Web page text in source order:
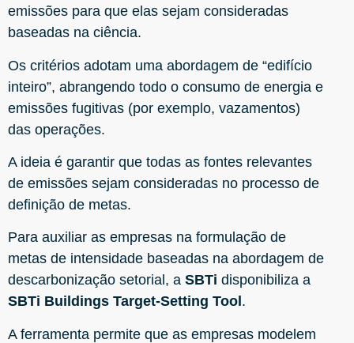
emissões para que elas sejam consideradas
baseadas na ciência.
Os critérios adotam uma abordagem de “edifício
inteiro”, abrangendo todo o consumo de energia e
emissões fugitivas (por exemplo, vazamentos)
das operações.
A ideia é garantir que todas as fontes relevantes
de emissões sejam consideradas no processo de
definição de metas.
Para auxiliar as empresas na formulação de
metas de intensidade baseadas na abordagem de
descarbonização setorial, a SBTi disponibiliza a
SBTi Buildings Target-Setting Tool .
A ferramenta permite que as empresas modelem